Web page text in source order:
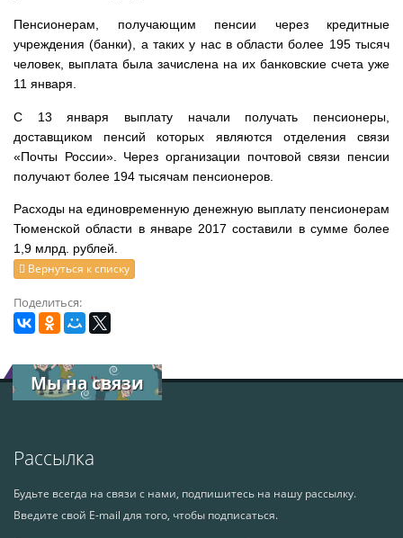
Пенсионерам, получающим пенсии через кредитные
учреждения (банки), а таких у нас в области более 195 тысяч
человек, выплата была зачислена на их банковские счета уже
11 января.
С 13 января выплату начали получать пенсионеры,
доставщиком пенсий которых являются отделения связи
«Почты России». Через организации почтовой связи пенсии
получают более 194 тысячам пенсионеров.
Расходы на единовременную денежную выплату пенсионерам
Тюменской области в январе 2017 составили в сумме более
1,9 млрд. рублей.
Вернуться к списку
Поделиться:
Мы на связи
Рассылка
Будьте всегда на связи с нами, подпишитесь на нашу рассылку.
Введите свой E-mail для того, чтобы подписаться.